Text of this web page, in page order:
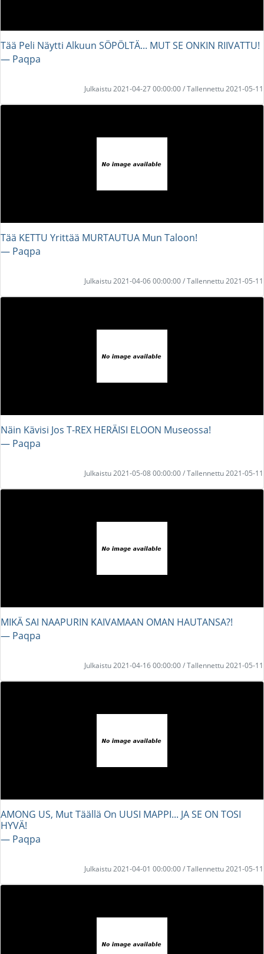
Tää Peli Näytti Alkuun SÖPÖLTÄ... MUT SE ONKIN RIIVATTU!
― Paqpa
Julkaistu 2021-04-27 00:00:00 / Tallennettu 2021-05-11
Tää KETTU Yrittää MURTAUTUA Mun Taloon!
― Paqpa
Julkaistu 2021-04-06 00:00:00 / Tallennettu 2021-05-11
Näin Kävisi Jos T-REX HERÄISI ELOON Museossa!
― Paqpa
Julkaistu 2021-05-08 00:00:00 / Tallennettu 2021-05-11
MIKÄ SAI NAAPURIN KAIVAMAAN OMAN HAUTANSA?!
― Paqpa
Julkaistu 2021-04-16 00:00:00 / Tallennettu 2021-05-11
AMONG US, Mut Täällä On UUSI MAPPI... JA SE ON TOSI
HYVÄ!
― Paqpa
Julkaistu 2021-04-01 00:00:00 / Tallennettu 2021-05-11